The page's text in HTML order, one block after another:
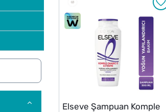
Elseve Şampuan Komple